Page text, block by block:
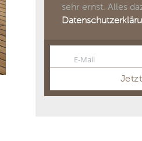
sehr ernst. Alles
EmailE-Mail